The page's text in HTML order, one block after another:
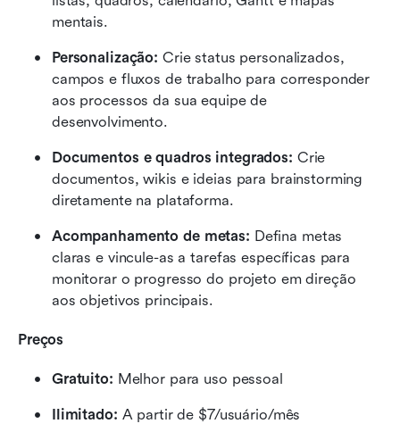
mentais.
Personalização: Crie status personalizados,
campos e fluxos de trabalho para corresponder
aos processos da sua equipe de
desenvolvimento.
Documentos e quadros integrados: Crie
documentos, wikis e ideias para brainstorming
diretamente na plataforma.
Acompanhamento de metas: Defina metas
claras e vincule-as a tarefas específicas para
monitorar o progresso do projeto em direção
aos objetivos principais.
Preços
Gratuito: Melhor para uso pessoal
Ilimitado: A partir de $7/usuário/mês